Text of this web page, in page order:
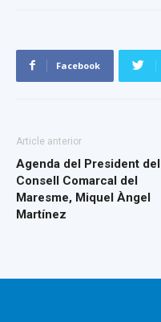
Facebook
Article anterior
Agenda del President del
Consell Comarcal del
Maresme, Miquel Àngel
Martínez